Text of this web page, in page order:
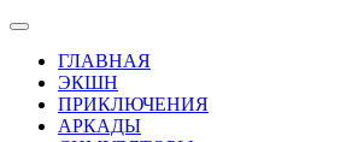
ГЛАВНАЯ
ЭКШН
ПРИКЛЮЧЕНИЯ
АРКАДЫ